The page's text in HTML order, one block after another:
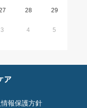
28 29
3 4 5
報保護方針